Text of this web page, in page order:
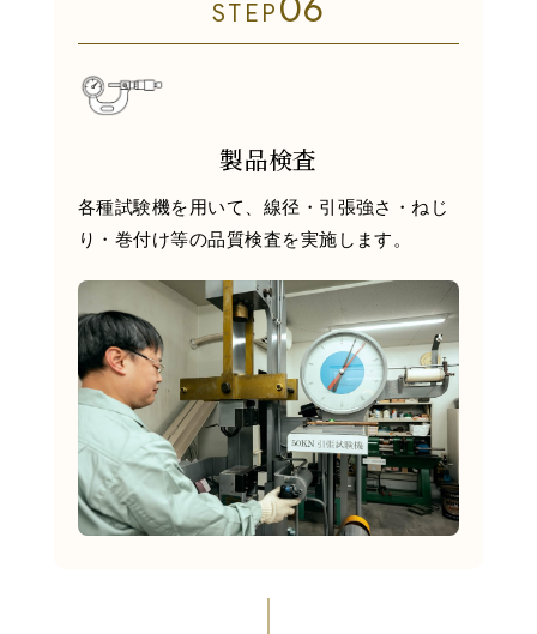
STEP 06
製品検査
各種試験機を用いて、線径・引張強さ・ねじ
り・巻付け等の品質検査を実施します。